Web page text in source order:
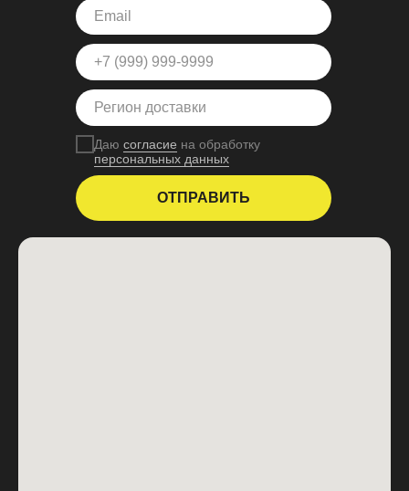
Даю согласие на обработку
персональных данных
ОТПРАВИТЬ